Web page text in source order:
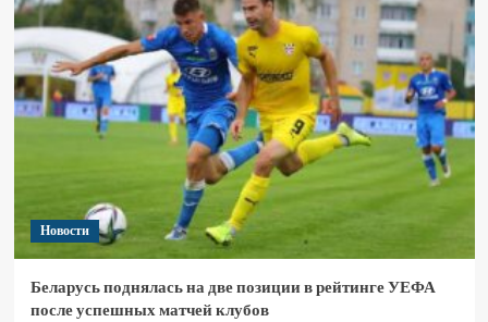
Новости
Беларусь поднялась на две позиции в рейтинге УЕФА
после успешных матчей клубов